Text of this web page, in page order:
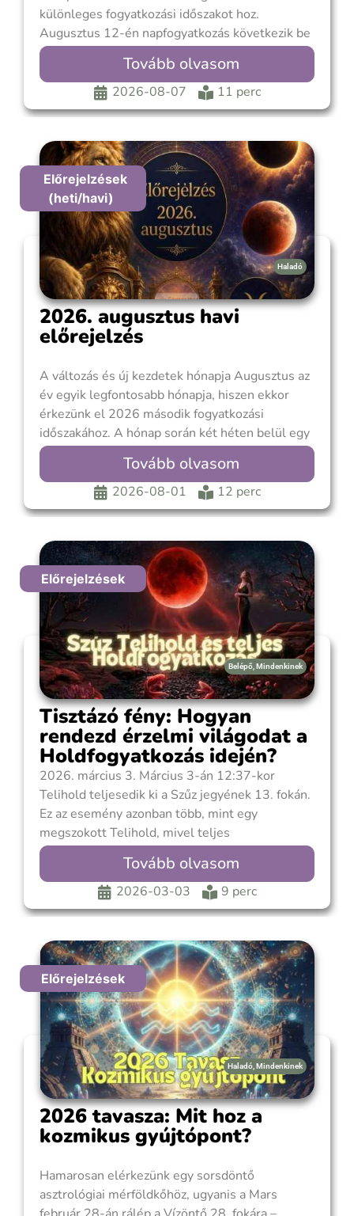
különleges fogyatkozási időszakot hoz.
Augusztus 12-én napfogyatkozás következik be
az Oroszlán jegyében, amely Magyarországról
részleges fogyatkozásként lesz megfigyelhető.
Budapesten a jelenség 19:20 és 20:11 között
lesz látható, maximuma 19:47 körül következik
takarja
Tovább olvasom
2026-08-07 11 perc
Előrejelzések
(heti/havi)
Haladó
2026. augusztus havi
előrejelzés
A változás és új kezdetek hónapja Augusztus az
év egyik legfontosabb hónapja, hiszen ekkor
érkezünk el 2026 második fogyatkozási
időszakához. A hónap során két héten belül egy
teljes Napfogyatkozás (hazánkból részleges)
augusztus 12-én az Oroszlánban és egy
Holdfogyatkozás is bekövetkezik augusztus 28-
án a Halakban. A Napfogyatkozás új ciklust indít,
Tovább olvasom
2026-08-01 12 perc
Előrejelzések
Belépő Mindenkinek
Tisztázó fény: Hogyan
rendezd érzelmi világodat a
Holdfogyatkozás idején?
2026. március 3. Március 3-án 12:37-kor
Telihold teljesedik ki a Szűz jegyének 13. fokán.
Ez az esemény azonban több, mint egy
megszokott Telihold, mivel teljes
Holdfogyatkozás kíséri, amelyet „vérholdként” is
emlegetnek. Ez a jelenség a fogyatkozási
ciklusok csúcspontja, amikor a tudatos elme
fénye (Nap) és az ösztönös érzelmi világ (Hold)
Tovább olvasom
2026-03-03 9 perc
Előrejelzések
Haladó Mindenkinek
2026 tavasza: Mit hoz a
kozmikus gyújtópont?
Hamarosan elérkezünk egy sorsdöntő
asztrológiai mérföldkőhöz, ugyanis a Mars